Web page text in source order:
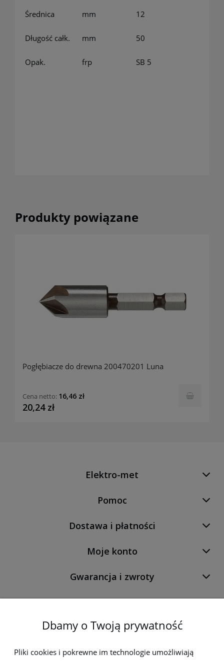
Średnica mm 12
Długość całk. mm 50
Opak. frp SB 5
Produkty powiązane
Pogłębiacze do drewna 200470201 Luna
20,24 zł
Cena netto: 16,46 zł
Elektro-met
Pomoc
Dostawa i płatności
Moje konto
Gwarancja i zwroty
O firmie
Newsletter
Dbamy o Twoją prywatność
Pliki cookies i pokrewne im technologie umożliwiają